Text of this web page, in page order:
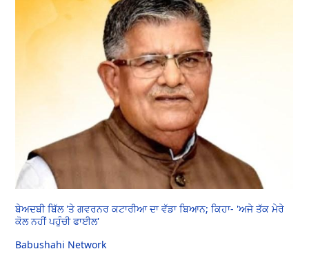
ਬੇਅਦਬੀ ਬਿੱਲ 'ਤੇ ਗਵਰਨਰ ਕਟਾਰੀਆ ਦਾ ਵੱਡਾ ਬਿਆਨ; ਕਿਹਾ- 'ਅਜੇ ਤੱਕ ਮੇਰੇ
ਕੋਲ ਨਹੀਂ ਪਹੁੰਚੀ ਫਾਈਲ'
Babushahi Network